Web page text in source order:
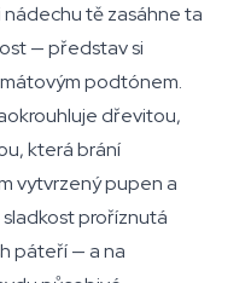
nádechu tě zasáhne ta
— představ si
podtónem.
dřevitou,
která brání
vytvrzený pupen a
proříznutá
páteří — a na